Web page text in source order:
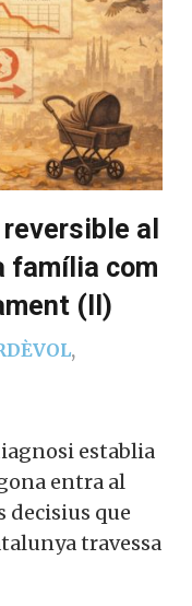
al
família com
(II)
,
establia
entra al
decisius que
travessa